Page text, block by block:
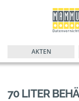
AKTEN
70 LITER